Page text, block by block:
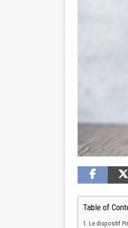
Table of
Le dispositif